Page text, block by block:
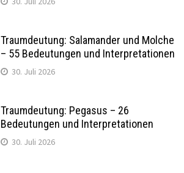
Traumdeutung: Salamander und Molche
– 55 Bedeutungen und Interpretationen
30. Juli 2026
Traumdeutung: Pegasus – 26
Bedeutungen und Interpretationen
30. Juli 2026